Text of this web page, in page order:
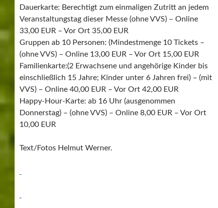
Dauerkarte: Berechtigt zum einmaligen Zutritt an jedem
Veranstaltungstag dieser Messe (ohne VVS) – Online
33,00 EUR – Vor Ort 35,00 EUR
Gruppen ab 10 Personen: (Mindestmenge 10 Tickets –
(ohne VVS) – Online 13,00 EUR – Vor Ort 15,00 EUR
Familienkarte:(2 Erwachsene und angehörige Kinder bis
einschließlich 15 Jahre; Kinder unter 6 Jahren frei) – (mit
VVS) – Online 40,00 EUR – Vor Ort 42,00 EUR
Happy-Hour-Karte: ab 16 Uhr (ausgenommen
Donnerstag) – (ohne VVS) – Online 8,00 EUR – Vor Ort
10,00 EUR
Text/Fotos Helmut Werner.